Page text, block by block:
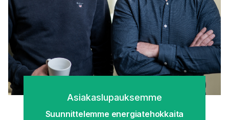
Asiakaslupauksemme
Suunnittelemme energiatehokkaita